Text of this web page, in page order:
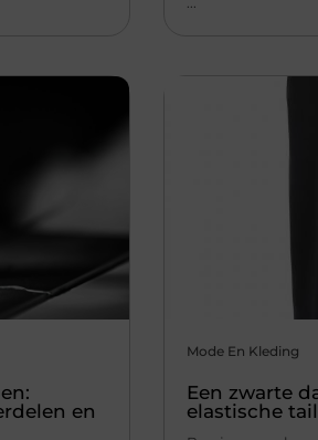
en
Mode En Kleding
Een zwarte
elastische